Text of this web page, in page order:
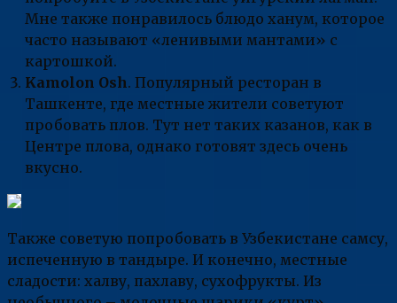
Мне также понравилось блюдо ханум, которое
часто называют «ленивыми мантами» с
картошкой.
Kamolon Osh. Популярный ресторан в
Ташкенте, где местные жители советуют
пробовать плов. Тут нет таких казанов, как в
Центре плова, однако готовят здесь очень
вкусно.
Также советую попробовать в Узбекистане самсу,
испеченную в тандыре. И конечно, местные
сладости: халву, пахлаву, сухофрукты. Из